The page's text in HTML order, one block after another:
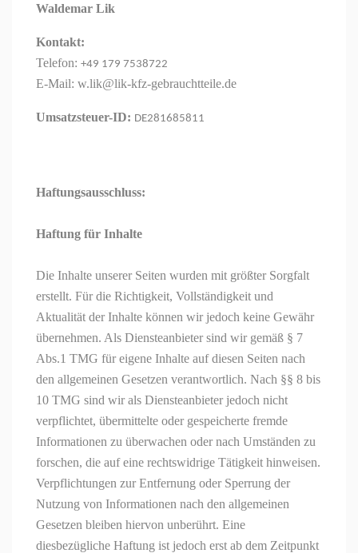
Waldemar Lik
Kontakt:
Telefon: +49 179 7538722
E-Mail: w.lik@lik-kfz-gebrauchtteile.de
Umsatzsteuer-ID: DE281685811
Haftungsausschluss:
Haftung für Inhalte
Die Inhalte unserer Seiten wurden mit größter Sorgfalt
erstellt. Für die Richtigkeit, Vollständigkeit und
Aktualität der Inhalte können wir jedoch keine Gewähr
übernehmen. Als Diensteanbieter sind wir gemäß § 7
Abs.1 TMG für eigene Inhalte auf diesen Seiten nach
den allgemeinen Gesetzen verantwortlich. Nach §§ 8 bis
10 TMG sind wir als Diensteanbieter jedoch nicht
verpflichtet, übermittelte oder gespeicherte fremde
Informationen zu überwachen oder nach Umständen zu
forschen, die auf eine rechtswidrige Tätigkeit hinweisen.
Verpflichtungen zur Entfernung oder Sperrung der
Nutzung von Informationen nach den allgemeinen
Gesetzen bleiben hiervon unberührt. Eine
diesbezügliche Haftung ist jedoch erst ab dem Zeitpunkt